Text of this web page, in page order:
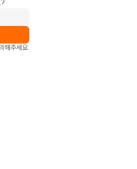
해주세요.